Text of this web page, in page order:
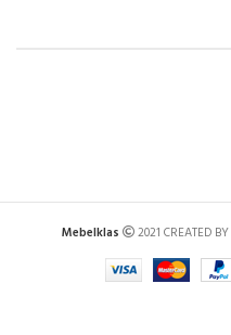
Mebelklas 2021 CREATED BY